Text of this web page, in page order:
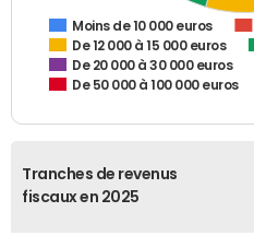
Moins de 10 000 euros
De 12 000 à 15 000 euros
De 20 000 à 30 000 euros
De 50 000 à 100 000 euros
Tranches de revenus
fiscaux en 2025